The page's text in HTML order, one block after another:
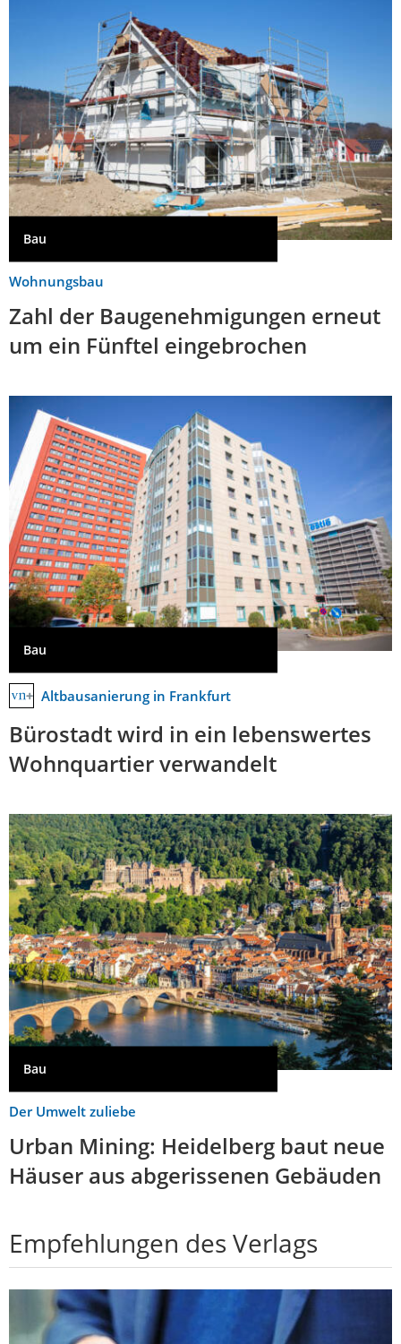
Bau
Wohnungsbau
Zahl der Baugenehmigungen erneut
um ein Fünftel eingebrochen
Bau
Altbausanierung in Frankfurt
Bürostadt wird in ein lebenswertes
Wohnquartier verwandelt
Bau
Der Umwelt zuliebe
Urban Mining: Heidelberg baut neue
Häuser aus abgerissenen Gebäuden
Empfehlungen des Verlags